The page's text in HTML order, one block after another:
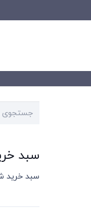
جستجو
سبد
سبد خرید